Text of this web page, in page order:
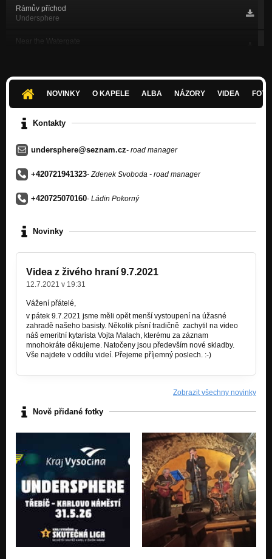
Rámův příchod
Undersphere
Near the Watergate
Undersphere
Nezařazeno
Undersphere - Živě ze Staré pekárny 23.6.2014
Ďáblova balada - Živě ze Staré pekárny
Undersphere - Živě ze Staré pekárny 23.6.2014
Respect - Živě ze Staré pekárny
Slepá ulička - Živě ze Staré pekárny
NOVINKY O KAPELE ALBA NÁZORY VIDEA
Kontakty
undersphere@seznam.cz- road manager
+420721941323- Zdenek Svoboda - road manager
+420725070160- Ládin Pokorný
Novinky
Videa z živého hraní 9.7.2021
12.7.2021 v 19:31
Vážení přátelé,
v pátek 9.7.2021 jsme měli opět menší vystoupení na úžasné
zahradě našeho basisty. Několik písní tradičně zachytil na video
náš emeritní kytarista Vojta Malach, kterému za záznam
mnohokráte děkujeme. Natočeny jsou především nové skladby.
Vše najdete v oddílu videí. Přejeme příjemný poslech. :-)
Zobrazit všechny novinky
Nově přidané fotky